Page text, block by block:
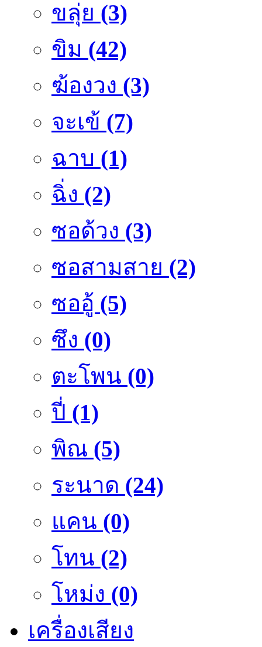
ขลุ่ย (3)
ขิม (42)
ฆ้องวง (3)
จะเข้ (7)
ฉาบ (1)
ฉิ่ง (2)
ซอด้วง (3)
ซอสามสาย (2)
ซออู้ (5)
ซึง (0)
ตะโพน (0)
ปี่ (1)
พิณ (5)
ระนาด (24)
แคน (0)
โทน (2)
โหม่ง (0)
เครื่องเสียง